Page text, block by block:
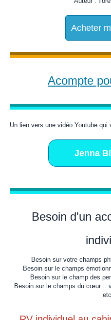
Acheter
Acompte
Un lien vers une vidéo Youtube
Jenna
Besoin d'un
Besoin sur votre champs
Besoin sur le champs
Besoin sur le champ des
Besoin sur le champs du cœur ..